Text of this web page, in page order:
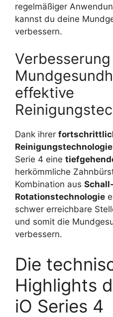
regelmäßiger
kannst du deine
verbessern.
effektive
Dank ihrer
Reinigungstechnologie
Serie 4 eine
herkömmliche
Kombination aus
Rotationstechnologie
schwer erreichbare
und somit die
verbessern.
Die
Highlights
iO Series 4